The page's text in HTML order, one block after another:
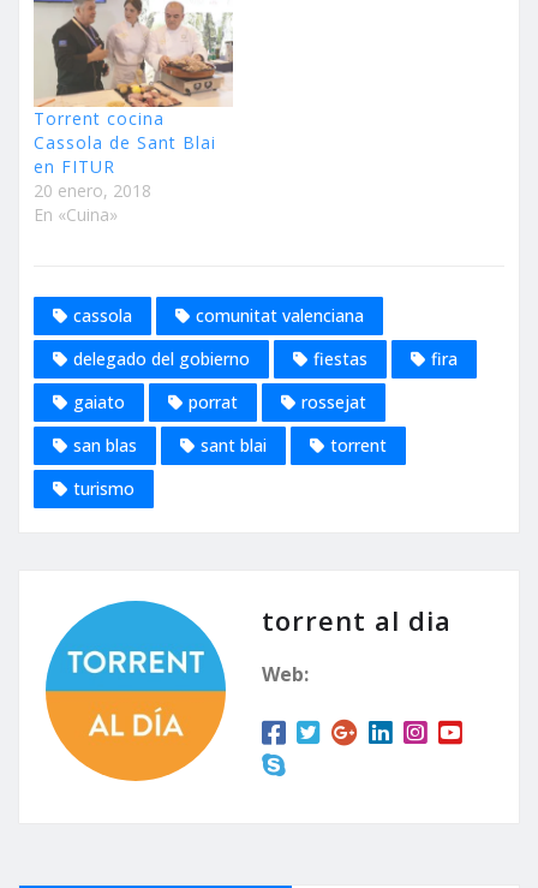
Torrent cocina
Cassola de Sant Blai
en FITUR
20 enero, 2018
En «Cuina»
cassola
comunitat valenciana
delegado del gobierno
fiestas
fira
gaiato
porrat
rossejat
san blas
sant blai
torrent
turismo
torrent al dia
Web: